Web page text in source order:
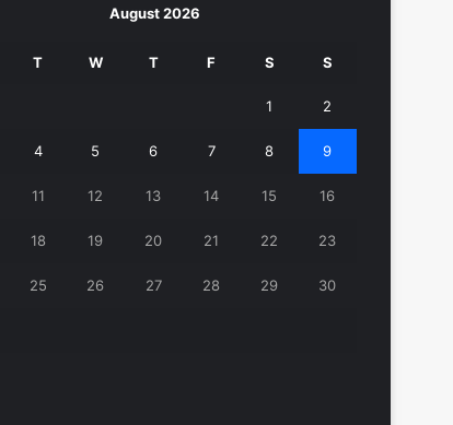
August 2026
T W T F S S
1 2
4 5 6 7 8 9
11 12 13 14 15 16
18 19 20 21 22 23
25 26 27 28 29 30